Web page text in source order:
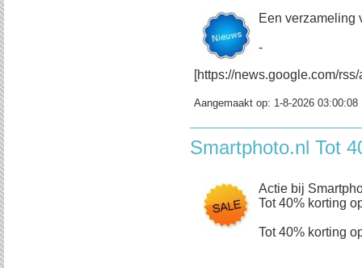
Een verzameling
-
[https://news.google.com/
Aangemaakt op: 1-8-2026 03:00:08
Smartphoto.nl Tot
Actie bij
Tot 40% korting
Tot 40% korting